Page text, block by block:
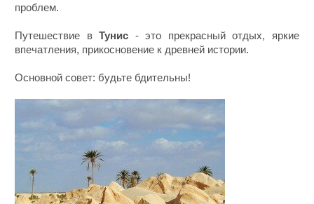
проблем.
Путешествие вТунис - это прекрасный отдых, яркие
впечатления, прикосновение к древней истории.
Основной совет: будьте бдительны!